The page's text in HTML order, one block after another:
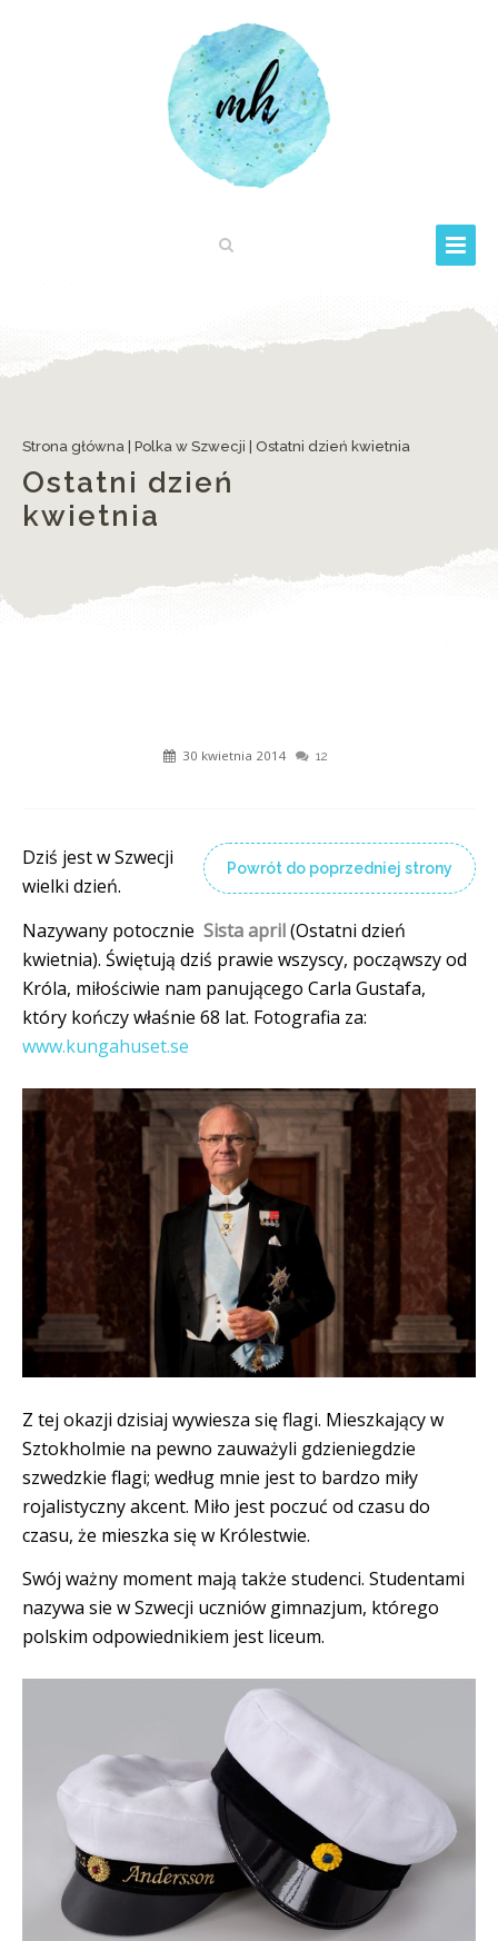
Strona główna Polka w Szwecji Ostatni dzień kwietnia
Ostatni dzień
kwietnia
30 kwietnia 2014 12
Powrót do poprzedniej strony
Dziś jest w Szwecji
wielki dzień.
Nazywany potocznie Sista april(Ostatni dzień
kwietnia). Świętują dziś prawie wszyscy, począwszy od
Króla, miłościwie nam panującego Carla Gustafa,
który kończy właśnie 68 lat. Fotografia za:
www.kungahuset.se
Z tej okazji dzisiaj wywiesza się flagi. Mieszkający w
Sztokholmie na pewno zauważyli gdzieniegdzie
szwedzkie flagi; według mnie jest to bardzo miły
rojalistyczny akcent. Miło jest poczuć od czasu do
czasu, że mieszka się w Królestwie.
Swój ważny moment mają także studenci. Studentami
nazywa sie w Szwecji uczniów gimnazjum, którego
polskim odpowiednikiem jest liceum.